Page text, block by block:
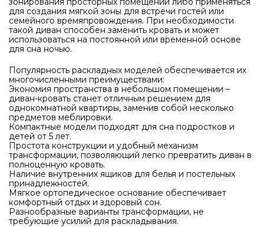
для создания мягкой зоны для встречи гостей или
семейного времяпровождения. При необходимости
такой диван способен заменить кровать и может
использоваться на постоянной или временной основе
для сна ночью.
Популярность раскладных моделей обеспечивается их
многочисленными преимуществами:
Экономия пространства в небольшом помещении –
диван-кровать станет отличным решением для
однокомнатной квартиры, заменив собой несколько
предметов меблировки.
Компактные модели подходят для сна подростков и
детей от 5 лет.
Простота конструкции и удобный механизм
трансформации, позволяющий легко превратить диван в
полноценную кровать.
Наличие внутренних ящиков для белья и постельных
принадлежностей.
Мягкое ортопедическое основание обеспечивает
комфортный отдых и здоровый сон.
Разнообразные варианты трансформации, не
требующие усилий для раскладывания.